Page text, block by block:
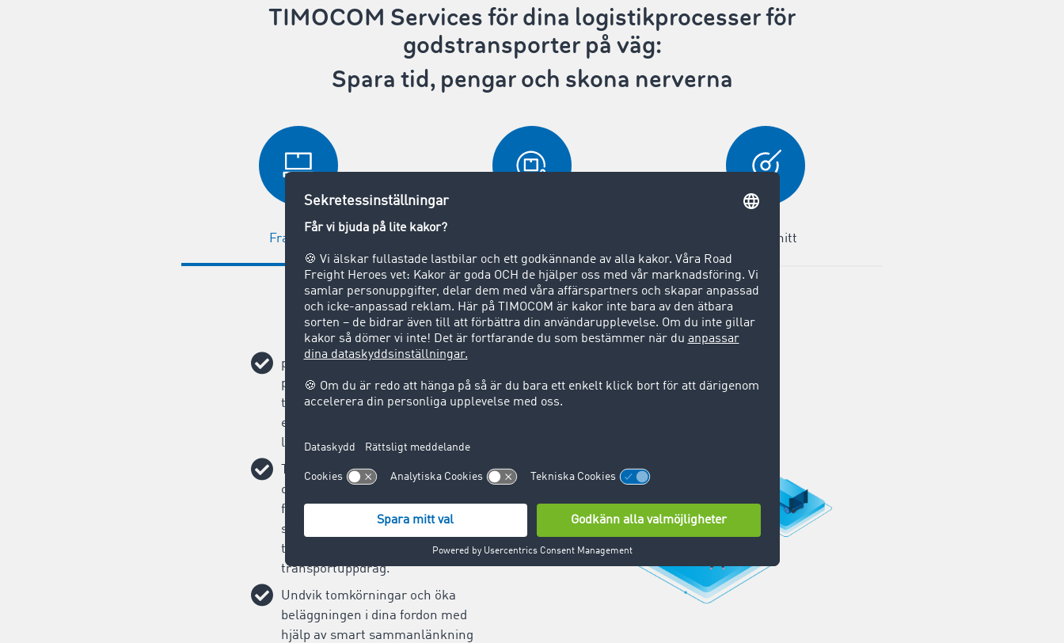
TIMOCOM Servicesför dina logistikprocesser för
godstransporter på väg:
Spara tid, pengar och skona nerverna
Fraktbörs Gränssnitt
potentiella affärspartner väntar
på dig: Hitta nya
transportuppdrag snabbt och
enkelt i ett av Europas ledande
logistiknätverk.
Tilldela transportuppdrag snabbt
och enkelt: Skapa dina
frakterbjudanden på bara 20
sekunder och öka effektiviteten i
tilldelningen av
transportuppdrag.
Undvik tomkörningar och öka
beläggningen i dina fordon med
hjälp av smart sammanlänkning